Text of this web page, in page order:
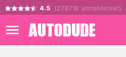
4.5 (278716 anmeldelser)